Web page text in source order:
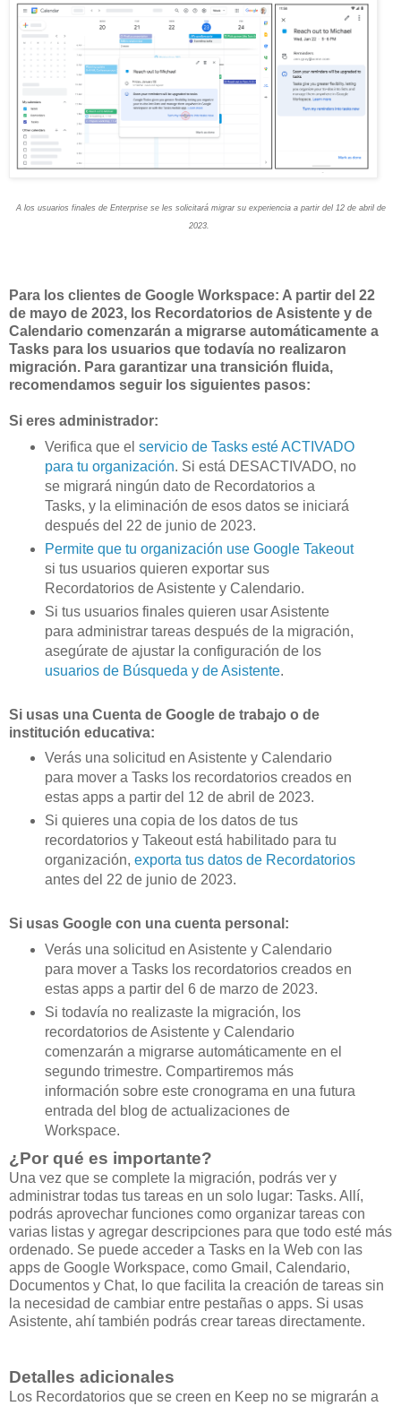
A los usuarios finales de Enterprise se les solicitará migrar su experiencia a partir del 12 de abril de
2023.
Para los clientes de Google Workspace: A partir del 22
de mayo de 2023, los Recordatorios de Asistente y de
Calendario comenzarán a migrarse automáticamente a
Tasks para los usuarios que todavía no realizaron
migración. Para garantizar una transición fluida,
recomendamos seguir los siguientes pasos:
Si eres administrador:
Verifica que el servicio de Tasks esté ACTIVADO
para tu organización. Si está DESACTIVADO, no
se migrará ningún dato de Recordatorios a
Tasks, y la eliminación de esos datos se iniciará
después del 22 de junio de 2023.
Permite que tu organización use Google Takeout
si tus usuarios quieren exportar sus
Recordatorios de Asistente y Calendario.
Si tus usuarios finales quieren usar Asistente
para administrar tareas después de la migración,
asegúrate de ajustar la configuración de los
usuarios de Búsqueda y de Asistente.
Si usas una Cuenta de Google de trabajo o de
institución educativa:
Verás una solicitud en Asistente y Calendario
para mover a Tasks los recordatorios creados en
estas apps a partir del 12 de abril de 2023.
Si quieres una copia de los datos de tus
recordatorios y Takeout está habilitado para tu
organización, exporta tus datos de Recordatorios
antes del 22 de junio de 2023.
Si usas Google con una cuenta personal:
Verás una solicitud en Asistente y Calendario
para mover a Tasks los recordatorios creados en
estas apps a partir del 6 de marzo de 2023.
Si todavía no realizaste la migración, los
recordatorios de Asistente y Calendario
comenzarán a migrarse automáticamente en el
segundo trimestre. Compartiremos más
información sobre este cronograma en una futura
entrada del blog de actualizaciones de
Workspace.
¿Por qué es importante?
Una vez que se complete la migración, podrás ver y
administrar todas tus tareas en un solo lugar: Tasks. Allí,
podrás aprovechar funciones como organizar tareas con
varias listas y agregar descripciones para que todo esté más
ordenado. Se puede acceder a Tasks en la Web con las
apps de Google Workspace, como Gmail, Calendario,
Documentos y Chat, lo que facilita la creación de tareas sin
la necesidad de cambiar entre pestañas o apps. Si usas
Asistente, ahí también podrás crear tareas directamente.
Detalles adicionales
Los Recordatorios que se creen en Keep no se migrarán a